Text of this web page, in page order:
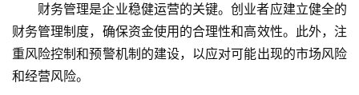
财务管理是企业稳健运营的关键。创业者应建立健全的
财务管理制度，确保资金使用的合理性和高效性。此外，注
重风险控制和预警机制的建设，以应对可能出现的市场风险
和经营风险。